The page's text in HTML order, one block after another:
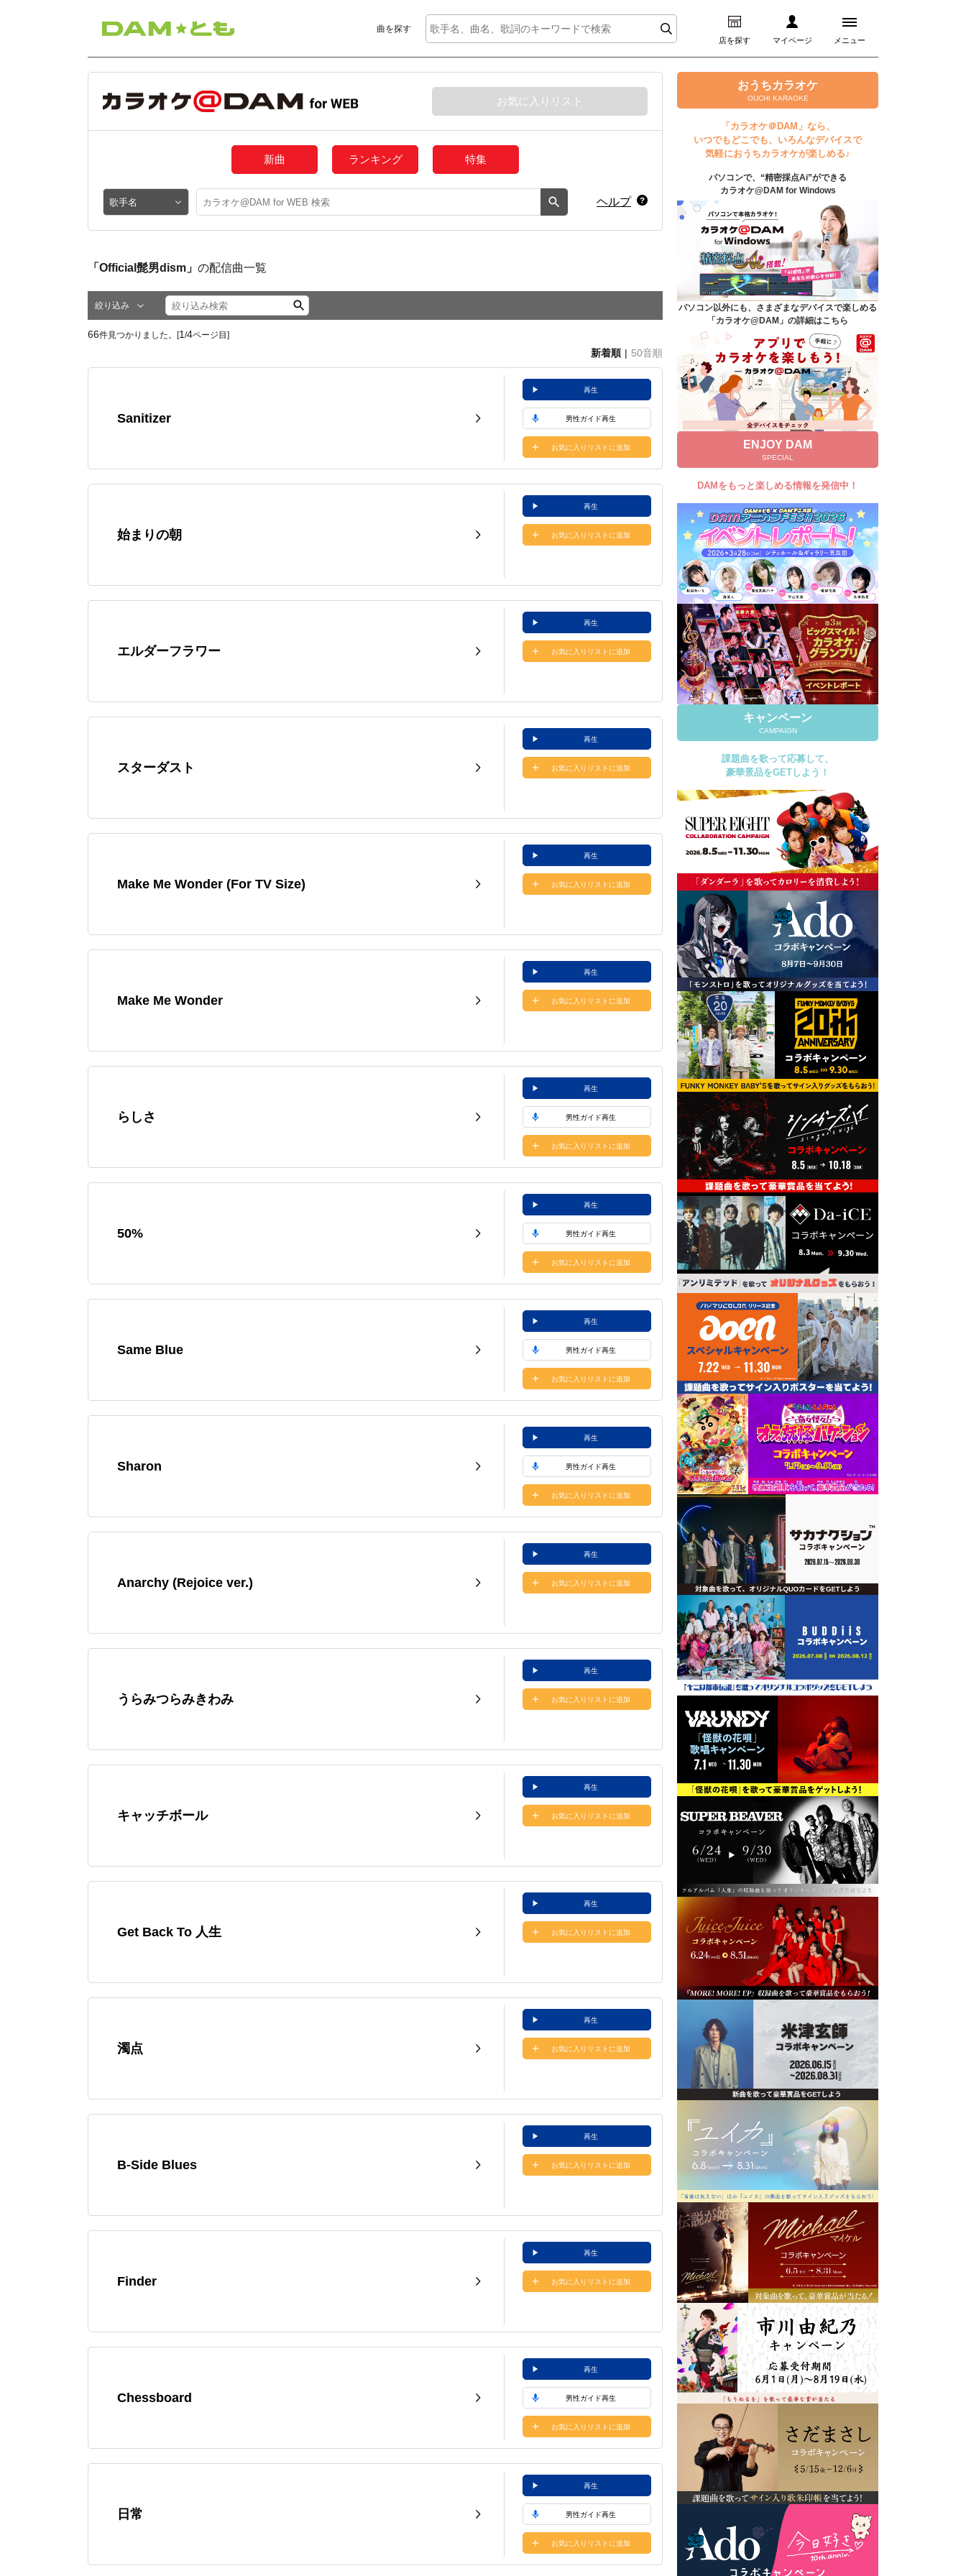
曲を探す
店を探す マイページ メニュー
ログイン
マイページ
プレミアムサービス
DAM★とも動画
DAM★とも録音
カラオケ＠DAM
ユーザー検索
キャンペーン
よくあるご質問
DAMの新曲・ランキングなど
カラオケ最新情報をチェック！
自宅でカラオケ歌い放題！
家族や友達と一緒に！練習にも！
お気に入りリスト
新曲 ランキング 特集
ヘルプ
「Official髭男dism」 の配信曲一覧
絞り込み
66件見つかりました。[1 /4ページ目]
新着順 50音順
Sanitizer
再生
男性ガイド再生
お気に入りリストに追加
始まりの朝
再生
お気に入りリストに追加
エルダーフラワー
再生
お気に入りリストに追加
スターダスト
再生
お気に入りリストに追加
Make Me Wonder (For TV Size)
再生
お気に入りリストに追加
Make Me Wonder
再生
お気に入りリストに追加
らしさ
再生
男性ガイド再生
お気に入りリストに追加
50%
再生
男性ガイド再生
お気に入りリストに追加
Same Blue
再生
男性ガイド再生
お気に入りリストに追加
Sharon
再生
男性ガイド再生
お気に入りリストに追加
Anarchy (Rejoice ver.)
再生
お気に入りリストに追加
うらみつらみきわみ
再生
お気に入りリストに追加
キャッチボール
再生
お気に入りリストに追加
Get Back To 人生
再生
お気に入りリストに追加
濁点
再生
お気に入りリストに追加
B-Side Blues
再生
お気に入りリストに追加
Finder
再生
お気に入りリストに追加
Chessboard
再生
男性ガイド再生
お気に入りリストに追加
日常
再生
男性ガイド再生
お気に入りリストに追加
おうちカラオケ
OUCHI KARAOKE
「カラオケ＠DAM」なら、
いつでもどこでも、いろんなデバイスで
気軽におうちカラオケが楽しめる♪
パソコンで、“精密採点Ai”ができる
カラオケ@DAM for Windows
パソコン以外にも、さまざまなデバイスで楽しめる
「カラオケ@DAM」の詳細はこちら
ENJOY DAM
SPECIAL
DAMをもっと楽しめる情報を発信中！
キャンペーン
CAMPAIGN
課題曲を歌って応募して、
豪華景品をGETしよう！